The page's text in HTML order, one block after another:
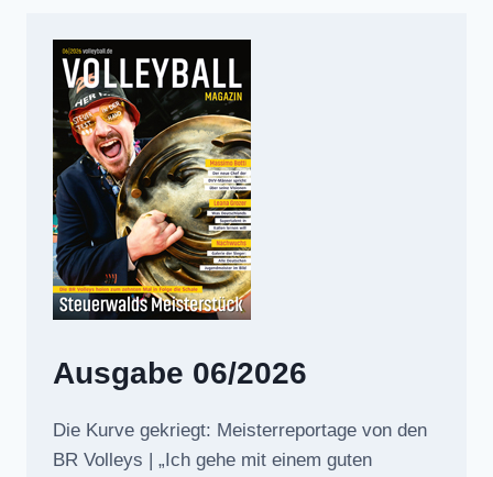
Ausgabe 06/2026
Die Kurve gekriegt: Meisterreportage von den
BR Volleys | „Ich gehe mit einem guten